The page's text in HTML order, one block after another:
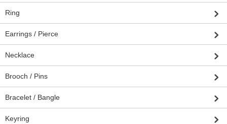
Ring
Earrings / Pierce
Necklace
Brooch / Pins
Bracelet / Bangle
Keyring